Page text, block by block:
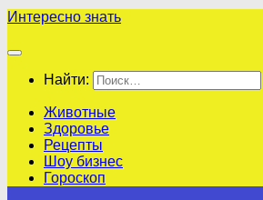
Интересно знать
Найти:
Животные
Здоровье
Рецепты
Шоу бизнес
Гороскоп